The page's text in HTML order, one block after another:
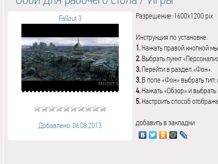
Fallout 3
Добавлено: 06.08.2013
Разрешение: 1600x1200 pix
Инструкция по установке:
1.Нажать правой кнопкой
2.Выбрать пункт
3.Перейти в раздел «Фон».
3.В поле «Фон» выбрать
4.Нажать «Обзор» и выбрать
5.Настроить способ
добавить в закладки